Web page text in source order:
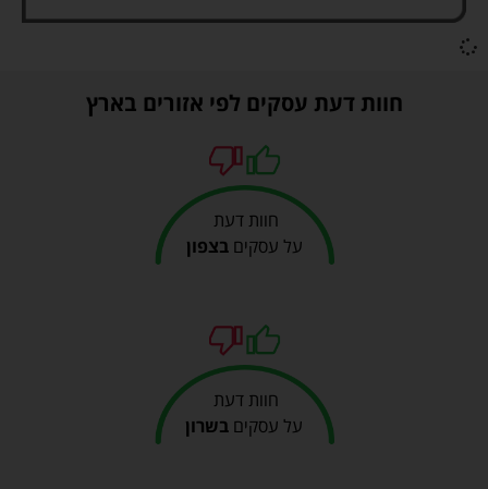
חוות דעת עסקים לפי אזורים בארץ
חוות דעת
על עסקיםבצפון
חוות דעת
על עסקים בשרון